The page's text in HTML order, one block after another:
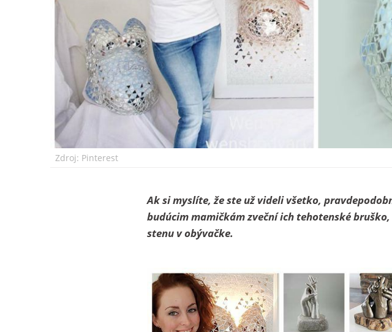
Zdroj: Pinterest
Ak si myslíte, že ste už videli všetko,
budúcim mamičkám zveční ich tehotenské
stenu v obývačke.